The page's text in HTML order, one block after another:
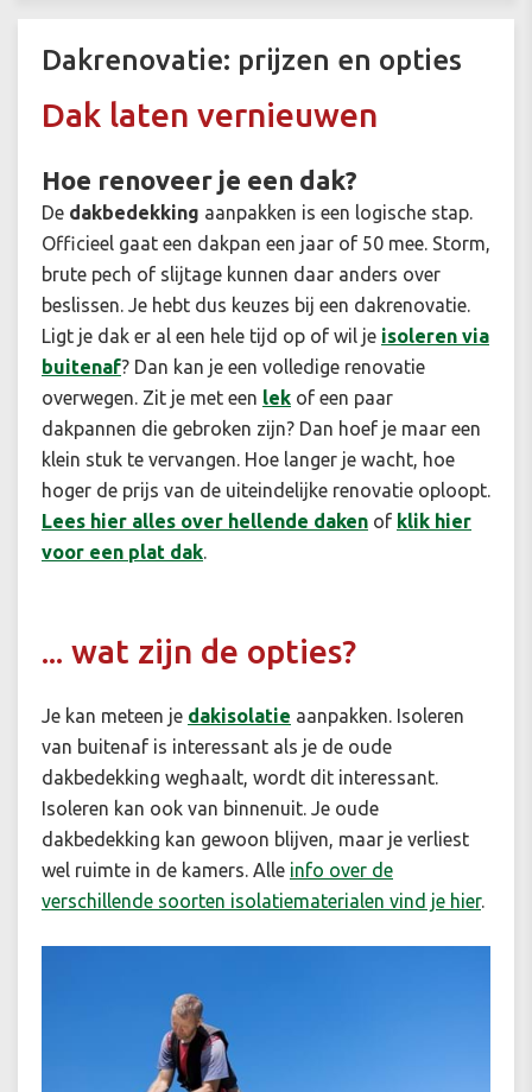
Dakrenovatie: prijzen en opties
Dak laten vernieuwen
Hoe renoveer je een dak?
De dakbedekking aanpakken is een logische stap.
Officieel gaat een dakpan een jaar of 50 mee. Storm,
brute pech of slijtage kunnen daar anders over
beslissen. Je hebt dus keuzes bij een dakrenovatie.
Ligt je dak er al een hele tijd op of wil je isoleren via
buitenaf? Dan kan je een volledige renovatie
overwegen. Zit je met een lek of een paar
dakpannen die gebroken zijn? Dan hoef je maar een
klein stuk te vervangen. Hoe langer je wacht, hoe
hoger de prijs van de uiteindelijke renovatie oploopt.
Lees hier alles over hellende daken of klik hier
voor een plat dak.
... wat zijn de opties?
Je kan meteen je dakisolatie aanpakken. Isoleren
van buitenaf is interessant als je de oude
dakbedekking weghaalt, wordt dit interessant.
Isoleren kan ook van binnenuit. Je oude
dakbedekking kan gewoon blijven, maar je verliest
wel ruimte in de kamers. Alle info over de
verschillende soorten isolatiematerialen vind je hier.